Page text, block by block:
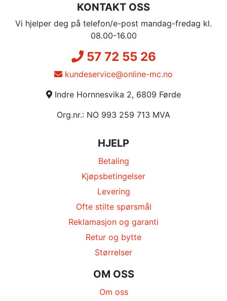
KONTAKT OSS
Vi hjelper deg på telefon/e-post mandag-fredag kl.
08.00-16.00
57 72 55 26
kundeservice@online-mc.no
Indre Hornnesvika 2, 6809 Førde
Org.nr.: NO 993 259 713 MVA
HJELP
Betaling
Kjøpsbetingelser
Levering
Ofte stilte spørsmål
Reklamasjon og garanti
Retur og bytte
Størrelser
OM OSS
Om oss